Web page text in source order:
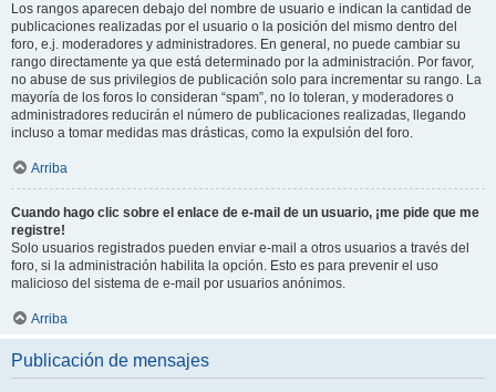
Los rangos aparecen debajo del nombre de usuario e indican la cantidad de
publicaciones realizadas por el usuario o la posición del mismo dentro del
foro, e.j. moderadores y administradores. En general, no puede cambiar su
rango directamente ya que está determinado por la administración. Por favor,
no abuse de sus privilegios de publicación solo para incrementar su rango. La
mayoría de los foros lo consideran “spam”, no lo toleran, y moderadores o
administradores reducirán el número de publicaciones realizadas, llegando
incluso a tomar medidas mas drásticas, como la expulsión del foro.
Arriba
Cuando hago clic sobre el enlace de e-mail de un usuario, ¡me pide que me
registre!
Solo usuarios registrados pueden enviar e-mail a otros usuarios a través del
foro, si la administración habilita la opción. Esto es para prevenir el uso
malicioso del sistema de e-mail por usuarios anónimos.
Arriba
Publicación de mensajes